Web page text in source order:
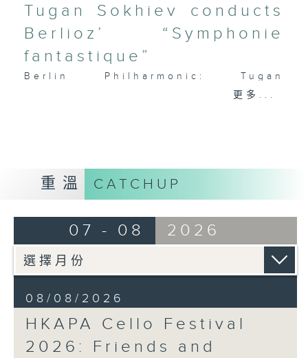
Academy for Performing Arts
Recorded at William Au Concert
Hall, HKAPA on 20/4/2026
Recording provided by HKAPA
演藝學院大提琴音樂節2026：友鄰音樂會
J. S. 巴赫
C小調第五無伴奏大提琴組曲，BWV1011
拉赫曼尼諾夫
悲歌，作品3，第一首 (5’)
D小調大提琴奏鳴曲，作品40 (28’)
方崬清
《林沖》，作品37 (8’)
Tugan Sokhiev conducts
Berlioz’ “Symphonie
fantastique”
Berlin Philharmonic: Tugan
Tugan Sokhiev (conductor)
MENDELSSOHN
BRAHMS
Cello in A minor, Op. 102 (34’)
BERLIOZ
Symphonie fantastique, Op. 14
(53’)
Recorded at Philharmonie, Berlin
on 27/2/2026
更多...
重溫 CATCHUP
07 - 08 2026
08/08/2026
HKAPA Cello Festival
2026: Friends and